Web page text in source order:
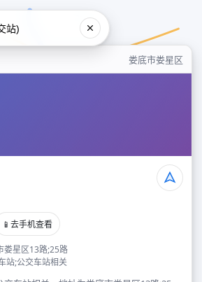
娄底市娄星区
📱 去手机查看
娄星区13路;25路
站;公交车站相关